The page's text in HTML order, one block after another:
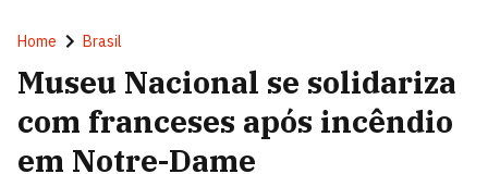
Home Brasil
Museu Nacional se solidariza
com franceses após incêndio
em Notre-Dame